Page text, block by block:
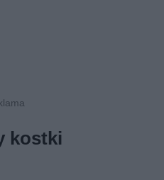
kostki